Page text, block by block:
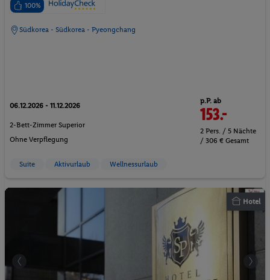
100%
Südkorea - Südkorea - Pyeongchang
06.12.2026 - 11.12.2026
2-Bett-Zimmer Superior
Ohne Verpflegung
p.P. ab
153.-
2 Pers. / 5 Nächte
/ 306 € Gesamt
Suite Aktivurlaub Wellnessurlaub
Hotel